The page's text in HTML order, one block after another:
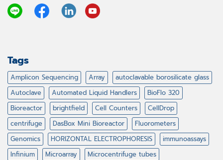
Tags
Amplicon Sequencing Array
autoclavable borosilicate glass
Autoclave
Automated Liquid Handlers
BioFlo 320
Bioreactor
brightfield Cell Counters
CellDrop
centrifuge
DasBox Mini Bioreactor
Fluorometers
Genomics
HORIZONTAL ELECTROPHORESIS
immunoassays
Infinium
Microarray
Microcentrifuge tubes